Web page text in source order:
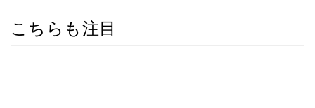
こちらも注目